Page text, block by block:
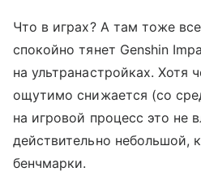
Что в играх? А там тоже
спокойно тянет Genshin
на ультранастройках. Хотя
ощутимо снижается (со
на игровой процесс это не
действительно небольшой,
бенчмарки.